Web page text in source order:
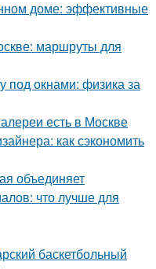
доме: эффективные
маршруты для
под окнами: физика за
есть в Москве
как сэкономить
объединяет
что лучше для
баскетбольный